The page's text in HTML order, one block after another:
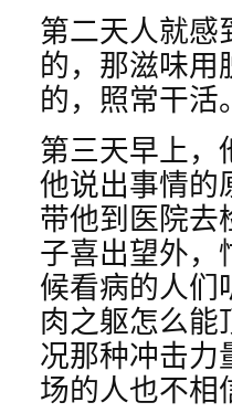
第二天人就感
的，那滋味用
的，照常干活
第三天早上，
他说出事情的
带他到医院去
子喜出望外，
候看病的人们
肉之躯怎么能
况那种冲击力
场的人也不相